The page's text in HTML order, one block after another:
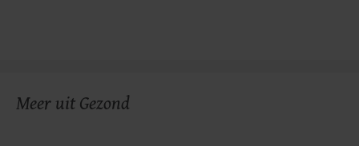
Meer uit Gezond